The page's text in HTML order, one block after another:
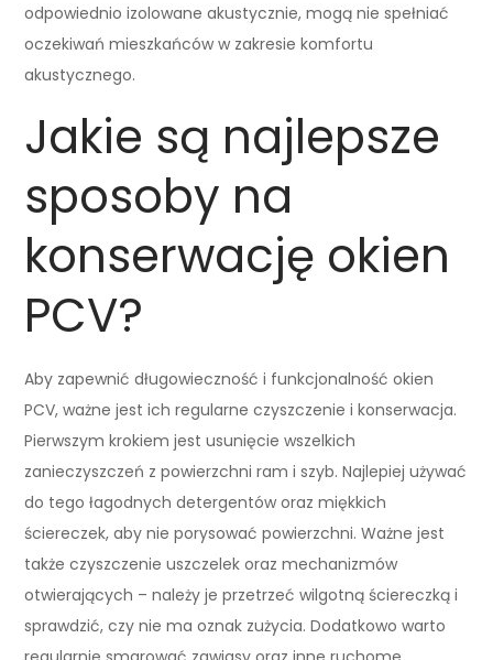
odpowiednio izolowane akustycznie, mogą nie spełniać
oczekiwań mieszkańców w zakresie komfortu
akustycznego.
Jakie są najlepsze
sposoby na
konserwację okien
PCV?
Aby zapewnić długowieczność i funkcjonalność okien
PCV, ważne jest ich regularne czyszczenie i konserwacja.
Pierwszym krokiem jest usunięcie wszelkich
zanieczyszczeń z powierzchni ram i szyb. Najlepiej używać
do tego łagodnych detergentów oraz miękkich
ściereczek, aby nie porysować powierzchni. Ważne jest
także czyszczenie uszczelek oraz mechanizmów
otwierających – należy je przetrzeć wilgotną ściereczką i
sprawdzić, czy nie ma oznak zużycia. Dodatkowo warto